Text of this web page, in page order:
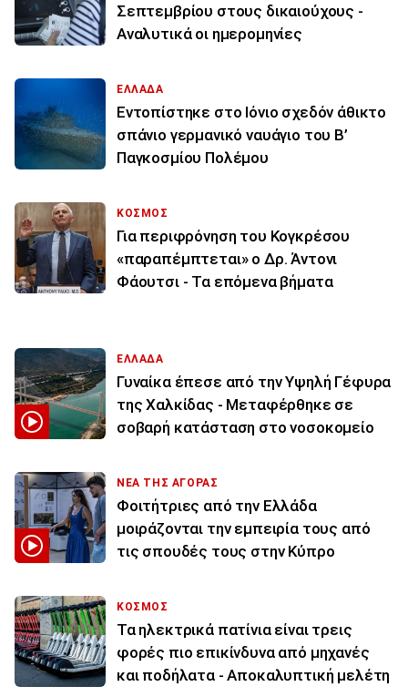
Σεπτεμβρίου στους δικαιούχους -
Αναλυτικά οι ημερομηνίες
ΕΛΛΑΔΑ
Εντοπίστηκε στο Ιόνιο σχεδόν άθικτο
σπάνιο γερμανικό ναυάγιο του Β’
Παγκοσμίου Πολέμου
ΚΟΣΜΟΣ
Για περιφρόνηση του Κογκρέσου
«παραπέμπτεται» ο Δρ. Άντονι
Φάουτσι - Τα επόμενα βήματα
ΕΛΛΑΔΑ
Γυναίκα έπεσε από την Υψηλή Γέφυρα
της Χαλκίδας - Μεταφέρθηκε σε
σοβαρή κατάσταση στο νοσοκομείο
ΝΕΑ ΤΗΣ ΑΓΟΡΑΣ
Φοιτήτριες από την Ελλάδα
μοιράζονται την εμπειρία τους από
τις σπουδές τους στην Κύπρο
ΚΟΣΜΟΣ
Τα ηλεκτρικά πατίνια είναι τρεις
φορές πιο επικίνδυνα από μηχανές
και ποδήλατα - Αποκαλυπτική μελέτη